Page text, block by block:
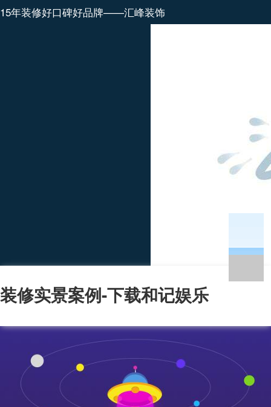
15年装修好口碑好品牌——汇峰装饰
装修实景案例-下载和记娱乐